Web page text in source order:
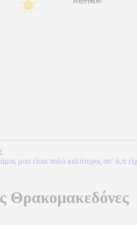
μου είναι πολύ καλύτερος απ’ ό,τι
Θρακομακεδόνες